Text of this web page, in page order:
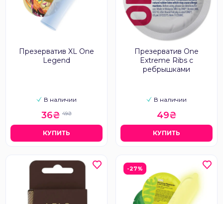
Презерватив XL One
Legend
В наличии
36₴ 49₴
КУПИТЬ
Презерватив One
Extreme Ribs с
ребрышками
В наличии
49₴
КУПИТЬ
-27%